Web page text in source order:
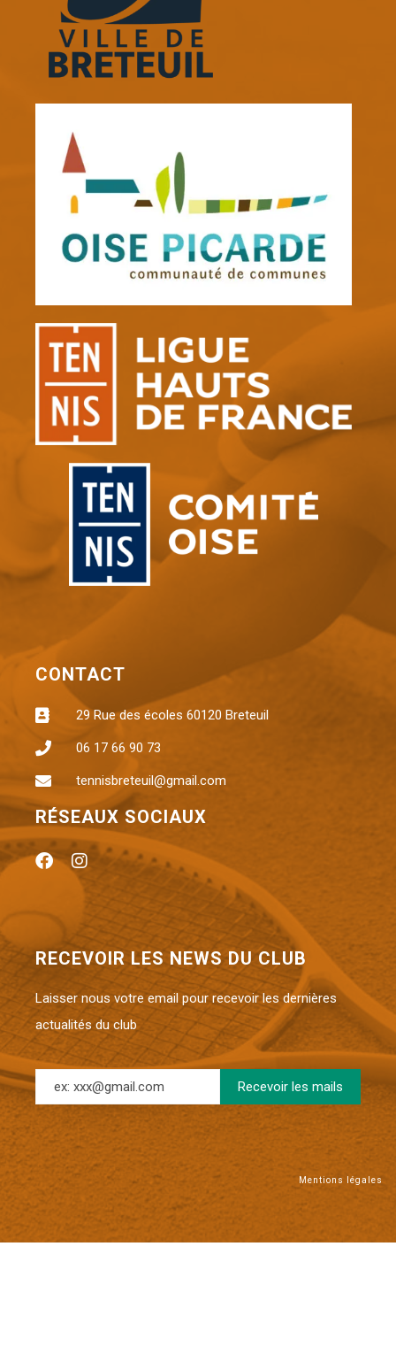
CONTACT
29 Rue des écoles 60120 Breteuil
06 17 66 90 73
tennisbreteuil@gmail.com
RÉSEAUX SOCIAUX
RECEVOIR LES NEWS DU CLUB
Laisser nous votre email pour recevoir les dernières
actualités du club
Mentions légales